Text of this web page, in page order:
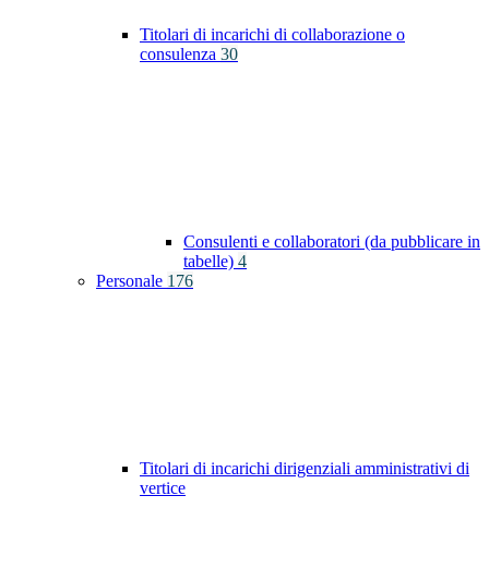
Titolari di incarichi di collaborazione o
consulenza 30
Consulenti e collaboratori (da pubblicare in
tabelle) 4
Personale 176
Titolari di incarichi dirigenziali amministrativi di
vertice